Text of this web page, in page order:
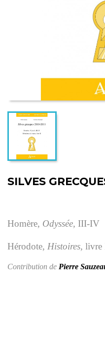
SILVES
Homère, Odyssée, III-IV
Hérodote, Histoires, livre
Contribution de Pierre